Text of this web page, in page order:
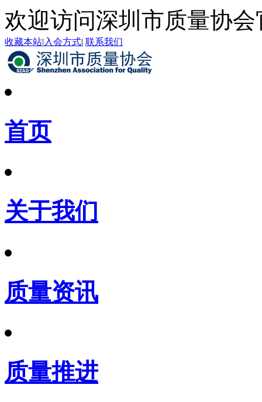
欢迎访问深圳市质量协会
收藏本站| 入会方式| 联系我们
首页
关于我们
质量资讯
质量推进